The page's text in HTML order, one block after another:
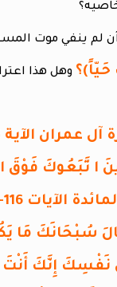
وهل هذا
ا تَّبَعُوكَ فَوْقَ
سُبْحَانَكَ مَا
نَفْسِكَ إِنَّكَ أَنْتَ